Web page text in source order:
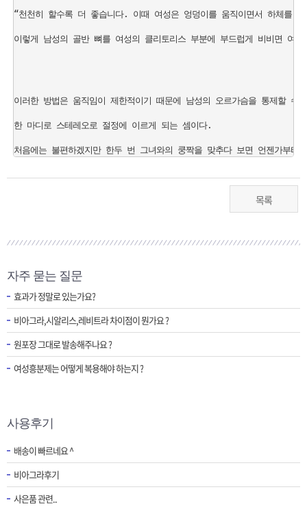
“천천히 할수록 더 좋습니다. 이때 여성은 엉덩이를 움직이면서 하체를
이렇게 남성의 골반 뼈를 여성의 클리토리스 부분에 부드럽게 비비면 여
이러한 방법은 움직임이 제한적이기 때문에 남성의 오르가슴을 통제할
한 마디로 스테레오로 절정에 이르게 되는 셈이다.
목록
자주 묻는 질문
효과가 정말로 있는가요?
비아그라,시알리스,레비트라 차이점이 뭔가요 ?
원포장 그대로 발송해주나요 ?
여성흥분제는 어떻게 복용해야 하는지 ?
사용후기
배송이 빠르네요 ^
비아그라후기
사은품 관련..